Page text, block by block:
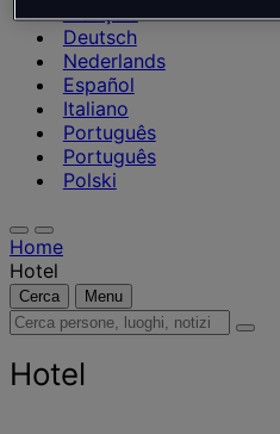
Français
Deutsch
Nederlands
Español
Italiano
Português
Português
Polski
Home
Hotel
Cerca Menu
Cerca
luoghi,
notizie
Hotel